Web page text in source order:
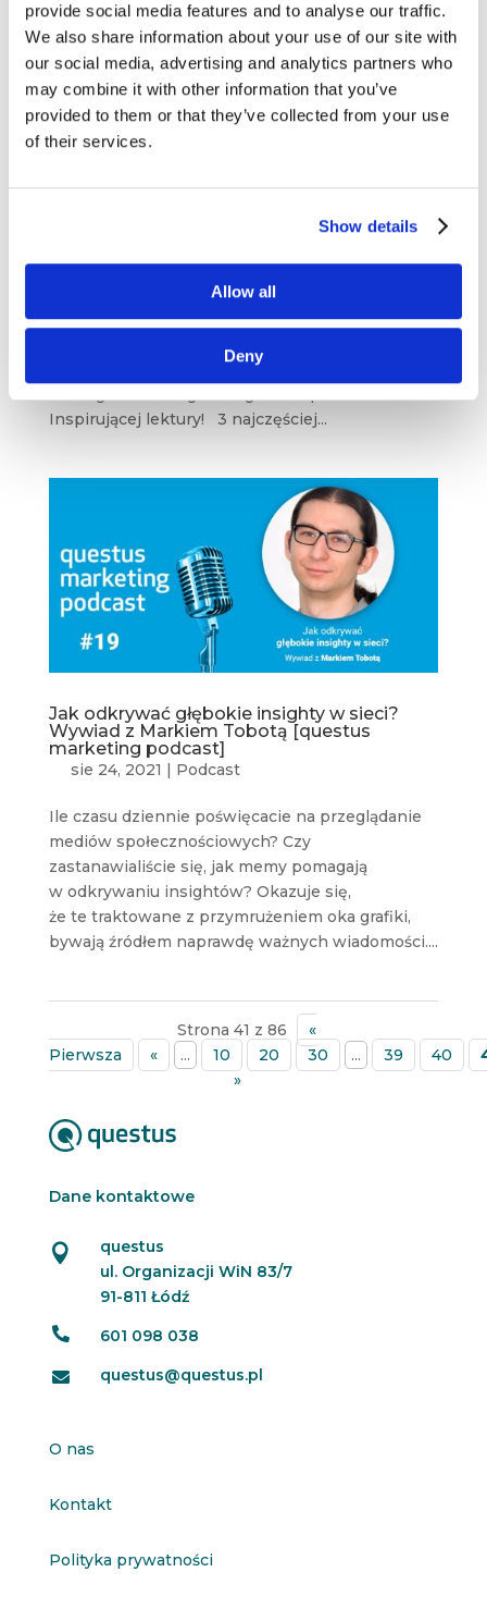
provide social media features and to analyse our traffic.
We also share information about your use of our site with
our social media, advertising and analytics partners who
may combine it with other information that you’ve
provided to them or that they’ve collected from your use
of their services.
Show details
Allow all
Deny
YouTube Shorts, niepełnosprawni
blogosfery marketingowej #70]
Czas na okrągły, 70. przegląd treści
z najciekawszych blogów i serwisów
artykuły m.in. z Search Engine Journal, Nielsena,
Inspirującej lektury! 3 najczęściej...
Jak odkrywać głębokie insighty w sieci?
Wywiad z Markiem Tobotą [questus
marketing podcast]
sie 24, 2021 | Podcast
Ile czasu dziennie poświęcacie na przeglądanie
mediów społecznościowych? Czy
zastanawialiście się, jak memy pomagają
w odkrywaniu insightów? Okazuje się,
że te traktowane z przymrużeniem oka grafiki,
bywają źródłem naprawdę ważnych wiadomości....
Strona 41 z 86
«
Pierwsza
« ... 10 20 30 ... 39 40
»
Dane kontaktowe

questus
ul. Organizacji WiN 83/7
91-811 Łódź
 601 098 038
 questus@questus.pl
O nas
Kontakt
Polityka prywatności